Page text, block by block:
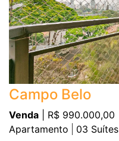
Campo Belo
Venda | R$ 990.000,00
Apartamento
03 Suítes